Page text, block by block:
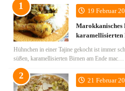
19 Februar
Marokkanisches
karamellisierten
Hühnchen in einer Tajine gekocht ist immer
süßen, karamellisierten Birnen am Ende mac…
21 Februar